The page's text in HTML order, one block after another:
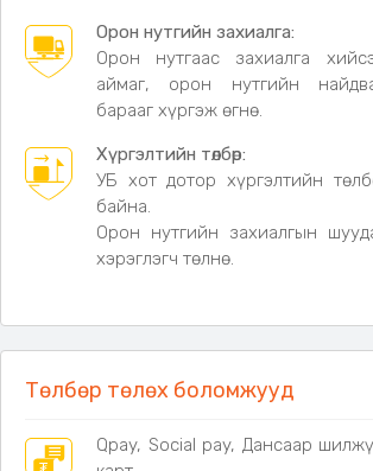
байр зэрэгт тохиромжтой
Гадаа машинаа угаахад
Авсаархан хэмжээтэй, авч явахад
Цэнэглэх чадал:20W
Цэнэглэх төрөл:
Цэнэглэх хугацаа:
3.5 цаг
Цэвэр жин:475 г
Нэг ширхэгийн савлагааны хэмжээ:
Дагалдах хэрэгсэл
✔ Шүршүүрийн толгой ×1
Орон нутгийн захиалга:
Орон нутгаас захиалга
аймаг, орон нутгийн
барааг хүргэж өгнө.
Хүргэлтийн төлбөр:
УБ хот дотор хүргэлтийн
байна.
Орон нутгийн захиалгын
хэрэглэгч төлнө.
Төлбөр төлөх боломжууд
Qpay, Social pay, Дансаар